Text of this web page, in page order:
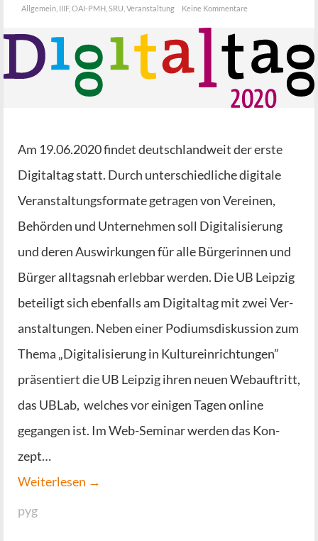
Allgemein IIIF, OAI-PMH SRU Veranstaltung Keine Kommentare
Am 19.06.2020 fin­det deutsch­land­weit der ers­te
Digi­tal­tag statt. Durch unter­schied­li­che digi­ta­le
Ver­an­stal­tungs­for­ma­te getra­gen von Ver­ei­nen,
Behör­den und Unter­neh­men soll Digi­ta­li­sie­rung
und deren Aus­wir­kun­gen für alle Bür­ge­rin­nen und
Bür­ger all­tags­nah erleb­bar wer­den. Die UB Leip­zig
betei­ligt sich eben­falls am Digi­tal­tag mit zwei Ver­
an­stal­tun­gen. Neben einer Podi­ums­dis­kus­si­on zum
The­ma „Digi­ta­li­sie­rung in Kul­tur­ein­rich­tun­gen”
prä­sen­tiert die UB Leip­zig ihren neu­en Web­auf­tritt,
das UBLab, wel­ches vor eini­gen Tagen online
gegan­gen ist. Im Web-Semi­­nar wer­den das Kon­
zept…
Wei­ter­le­sen →
pyg